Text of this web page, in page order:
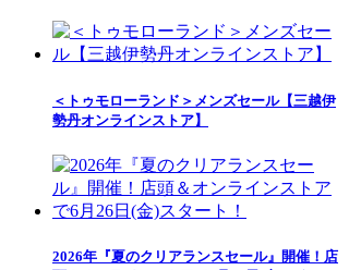
＜トゥモローランド＞メンズセール【三越伊
勢丹オンラインストア】
2026年『夏のクリアランスセール』開催！店